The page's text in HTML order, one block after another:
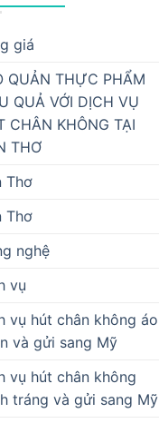
giá
QUẢN THỰC PHẨM
QUẢ VỚI DỊCH VỤ
CHÂN KHÔNG TẠI
THƠ
Thơ
Thơ
nghệ
vụ
vụ hút chân không áo
và gửi sang Mỹ
vụ hút chân không
tráng và gửi sang Mỹ